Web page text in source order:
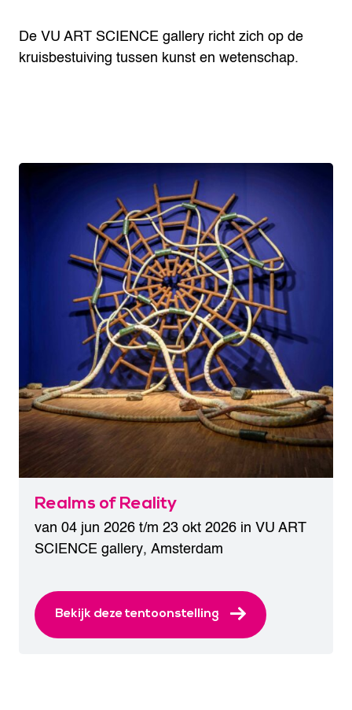
De VU ART SCIENCE gallery richt zich op de
kruisbestuiving tussen kunst en wetenschap.
Realms of Reality
van 04 jun 2026 t/m 23 okt 2026 in VU ART
SCIENCE gallery, Amsterdam
Bekijk deze tentoonstelling